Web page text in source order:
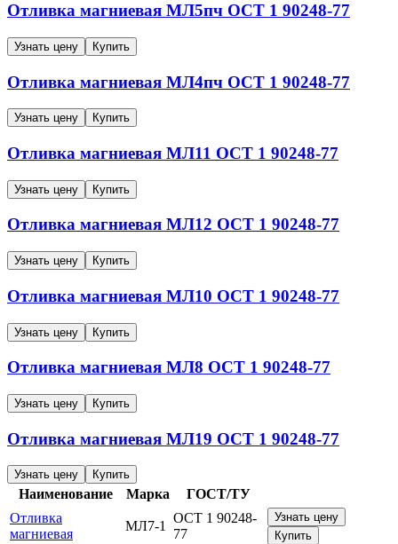
Отливка магниевая МЛ5пч ОСТ 1 90248-77
Узнать цену Купить
Отливка магниевая МЛ4пч ОСТ 1 90248-77
Узнать цену Купить
Отливка магниевая МЛ11 ОСТ 1 90248-77
Узнать цену Купить
Отливка магниевая МЛ12 ОСТ 1 90248-77
Узнать цену Купить
Отливка магниевая МЛ10 ОСТ 1 90248-77
Узнать цену Купить
Отливка магниевая МЛ8 ОСТ 1 90248-77
Узнать цену Купить
Отливка магниевая МЛ19 ОСТ 1 90248-77
Узнать цену Купить
Наименование Марка
ГОСТ/ТУ
Отливка
магниевая
МЛ7-1
ОСТ 1 90248-
77
Узнать цену
Купить